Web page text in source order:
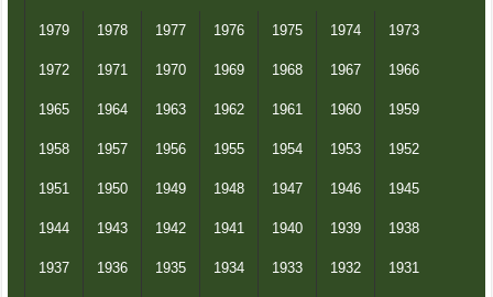
1979 1978 1977 1976 1975 1974 1973
1972 1971 1970 1969 1968 1967 1966
1965 1964 1963 1962 1961 1960 1959
1958 1957 1956 1955 1954 1953 1952
1951 1950 1949 1948 1947 1946 1945
1944 1943 1942 1941 1940 1939 1938
1937 1936 1935 1934 1933 1932 1931